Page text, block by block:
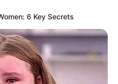
6 Key Secrets